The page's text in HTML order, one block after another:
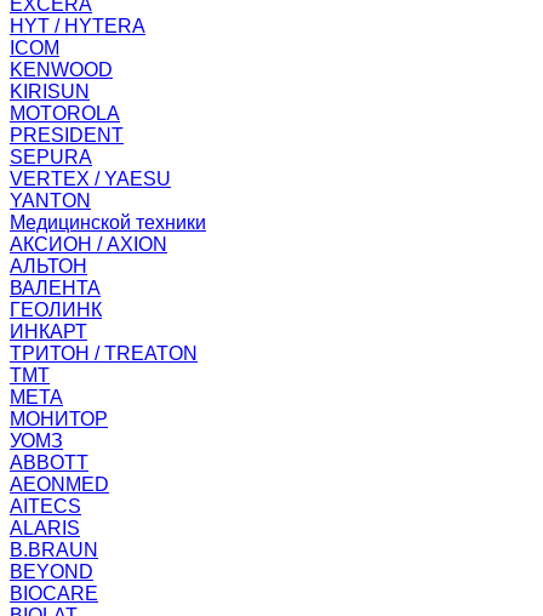
EXCERA
HYT / HYTERA
ICOM
KENWOOD
KIRISUN
MOTOROLA
PRESIDENT
SEPURA
VERTEX / YAESU
YANTON
Медицинской техники
АКСИОН / AXION
АЛЬТОН
ВАЛЕНТА
ГЕОЛИНК
ИНКАРТ
ТРИТОН / TREATON
ТМТ
МЕТА
МОНИТОР
УОМЗ
ABBOTT
AEONMED
AITECS
ALARIS
B.BRAUN
BEYOND
BIOCARE